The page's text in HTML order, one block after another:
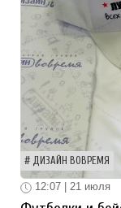
ДИЗАЙН ВОВРЕМЯ
12:07 | 21 июля